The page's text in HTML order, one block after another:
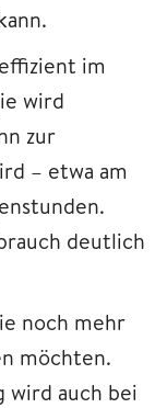
im
wird
zur
– etwa am
deutlich
noch mehr
möchten.
wird auch bei